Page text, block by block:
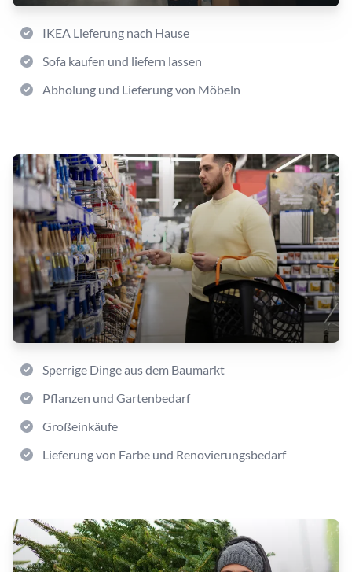
IKEA Lieferung nach Hause
Sofa kaufen und liefern lassen
Abholung und Lieferung von Möbeln
Sperrige Dinge aus dem Baumarkt
Pflanzen und Gartenbedarf
Großeinkäufe
Lieferung von Farbe und Renovierungsbedarf